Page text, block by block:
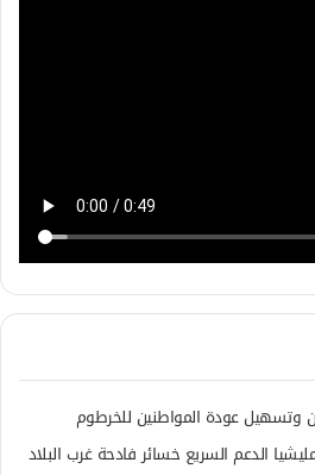
وتسهيل عودة المواطنين للخرطوم
الدعم السريع خسائر فادحة غرب البلاد